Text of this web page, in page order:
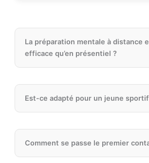
La préparation mentale à distance
efficace qu’en présentiel ?
Est-ce adapté pour un jeune
Comment se passe le premier